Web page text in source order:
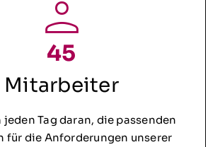
45
Mitarbeiter
Tag daran, die passenden
für die Anforderungen unserer